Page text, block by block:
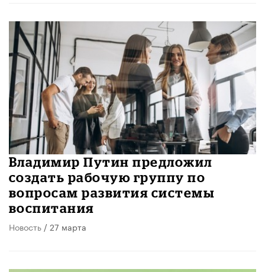
Владимир Путин предложил
создать рабочую группу по
вопросам развития системы
воспитания
Новость / 27 марта